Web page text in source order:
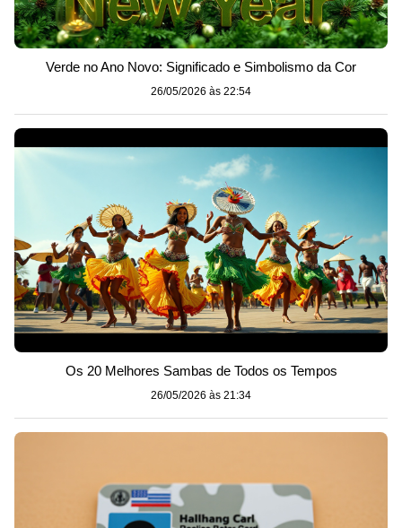
Verde no Ano Novo: Significado e Simbolismo da Cor
26/05/2026 às 22:54
Os 20 Melhores Sambas de Todos os Tempos
26/05/2026 às 21:34